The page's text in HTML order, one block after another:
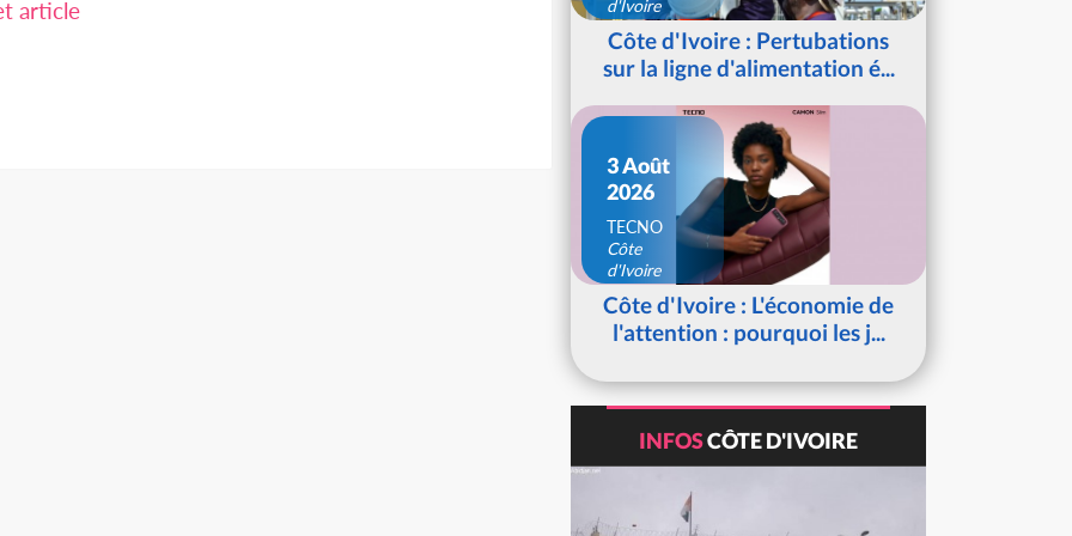
article
d'Ivoire
Côte d'Ivoire : Pertubations
sur la ligne d'alimentation é...
3 Août
2026
TECNO
Côte
d'Ivoire
Côte d'Ivoire : L'économie de
l'attention : pourquoi les j...
INFOSCÔTE D'IVOIRE